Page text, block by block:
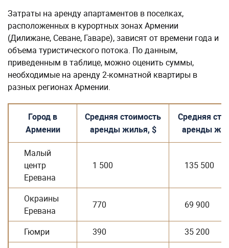
Затраты на аренду апартаментов в поселках,
расположенных в курортных зонах Армении
(Дилижане, Севане, Гаваре), зависят от времени года и
объема туристического потока. По данным,
приведенным в таблице, можно оценить суммы,
необходимые на аренду 2-комнатной квартиры в
разных регионах Армении.
Город в
Армении
Средняя стоимость
аренды жилья, $
Средняя
аренды
Малый
центр
Еревана
1 500 135 500
Окраины
Еревана
770 69 900
Гюмри 390
35 200